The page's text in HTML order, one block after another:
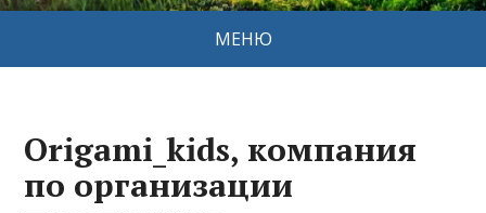
МЕНЮ
Origami_kids, компания
по организации